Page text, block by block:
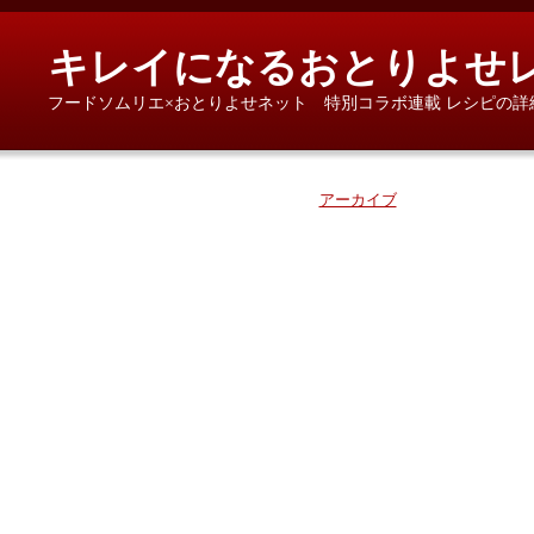
キレイになるおとりよせ
フードソムリエ×おとりよせネット 特別コラボ連載 レシピの詳
アーカイブ